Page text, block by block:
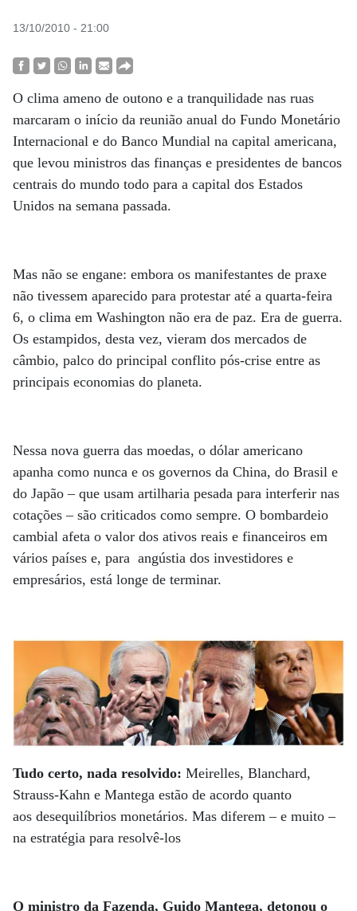
13/10/2010 - 21:00
O clima ameno de outono e a tranquilidade nas ruas
marcaram o início da reunião anual do Fundo Monetário
Internacional e do Banco Mundial na capital americana,
que levou ministros das finanças e presidentes de bancos
centrais do mundo todo para a capital dos Estados
Unidos na semana passada.
Mas não se engane: embora os manifestantes de praxe
não tivessem aparecido para protestar até a quarta-feira
6, o clima em Washington não era de paz. Era de guerra.
Os estampidos, desta vez, vieram dos mercados de
câmbio, palco do principal conflito pós-crise entre as
principais economias do planeta.
Nessa nova guerra das moedas, o dólar americano
apanha como nunca e os governos da China, do Brasil e
do Japão – que usam artilharia pesada para interferir nas
cotações – são criticados como sempre. O bombardeio
cambial afeta o valor dos ativos reais e financeiros em
vários países e, para angústia dos investidores e
empresários, está longe de terminar.
Tudo certo, nada resolvido: Meirelles, Blanchard,
Strauss-Kahn e Mantega estão de acordo quanto
aos desequilíbrios monetários. Mas diferem – e muito –
na estratégia para resolvê-los
O ministro da Fazenda, Guido Mantega, detonou o